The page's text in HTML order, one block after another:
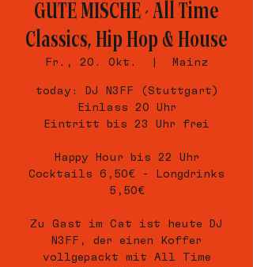
GUTE MISCHE - All Time
Classics, Hip Hop & House
Fr., 20. Okt. Mainz
today: DJ N3FF (Stuttgart)
Einlass 20 Uhr
Eintritt bis 23 Uhr frei
Happy Hour bis 22 Uhr
Cocktails 6,50€ - Longdrinks
5,50€
Zu Gast im Cat ist heute DJ
N3FF, der einen Koffer
vollgepackt mit All Time